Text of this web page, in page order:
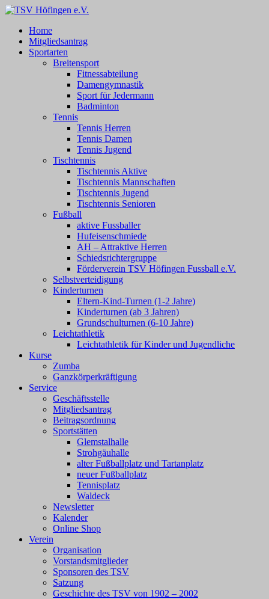
Zum
springen
TSV Höfingen e.V.
TSV Höfingen e.V.
Home
Mitgliedsantrag
Sportarten
Breitensport
Fitnessabteilung
Damengymnastik
Sport für Jedermann
Badminton
Tennis
Tennis Herren
Tennis Damen
Tennis Jugend
Tischtennis
Tischtennis Aktive
Tischtennis Mannschaften
Tischtennis Jugend
Tischtennis Senioren
Fußball
aktive Fussballer
Hufeisenschmiede
AH – Attraktive Herren
Schiedsrichtergruppe
Förderverein TSV Höfingen Fussball e.V.
Selbstverteidigung
Kinderturnen
Eltern-Kind-Turnen (1-2 Jahre)
Kinderturnen (ab 3 Jahren)
Grundschulturnen (6-10 Jahre)
Leichtathletik
Leichtathletik für Kinder und Jugendliche
Kurse
Zumba
Ganzkörperkräftigung
Service
Geschäftsstelle
Mitgliedsantrag
Beitragsordnung
Sportstätten
Glemstalhalle
Strohgäuhalle
alter Fußballplatz und Tartanplatz
neuer Fußballplatz
Tennisplatz
Waldeck
Newsletter
Kalender
Online Shop
Verein
Organisation
Vorstandsmitglieder
Sponsoren des TSV
Satzung
Geschichte des TSV von 1902 – 2002